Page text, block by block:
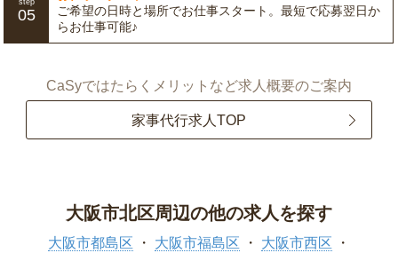
step
05
ご希望の日時と場所でお仕事スタート。最短で応募翌日か
らお仕事可能♪
CaSyではたらくメリットなど求人概要のご案内
家事代行求人TOP
大阪市北区周辺の他の求人を探す
大阪市都島区 大阪市福島区
大阪市西区